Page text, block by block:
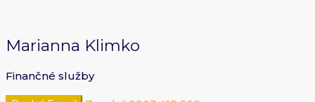
Marianna Klimko
Finančné služby